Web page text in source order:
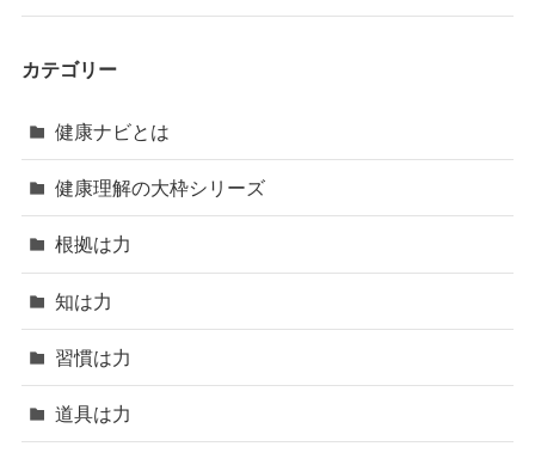
カテゴリー
健康ナビとは
健康理解の大枠シリーズ
根拠は力
知は力
習慣は力
道具は力